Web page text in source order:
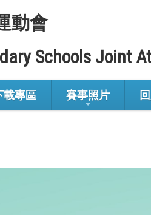
動會
Schools Joint
載專區 賽事照片